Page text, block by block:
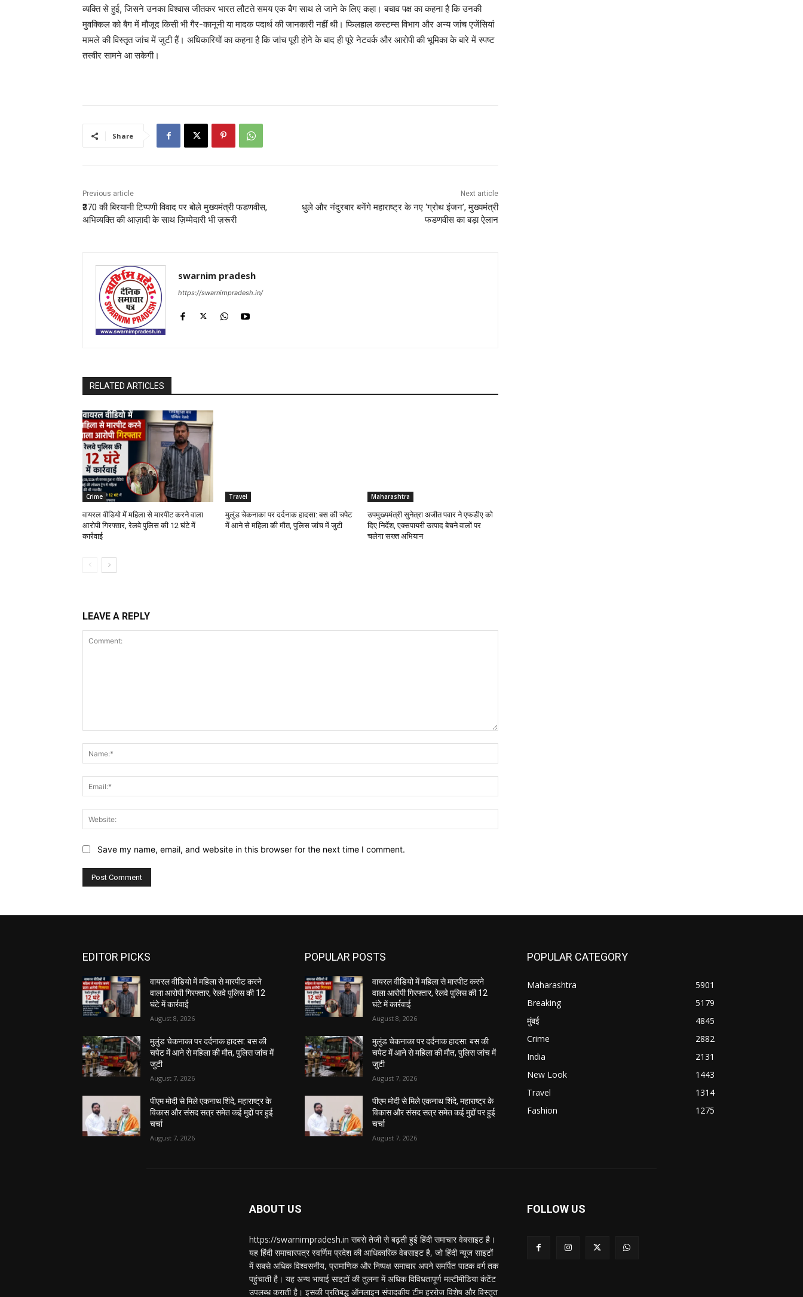
व्यक्ति से हुई, जिसने उनका विश्वास जीतकर भारत लौटते समय एक बैग साथ ले जाने के लिए कहा। बचाव पक्ष का कहना है कि उनकी
मुवक्किल को बैग में मौजूद किसी भी गैर-कानूनी या मादक पदार्थ की जानकारी नहीं थी। फिलहाल कस्टम्स विभाग और अन्य जांच एजेंसियां
मामले की विस्तृत जांच में जुटी हैं। अधिकारियों का कहना है कि जांच पूरी होने के बाद ही पूरे नेटवर्क और आरोपी की भूमिका के बारे में स्पष्ट
तस्वीर सामने आ सकेगी।
Share
Previous article
₹370 की बिरयानी टिप्पणी विवाद पर बोले मुख्यमंत्री फडणवीस,
अभिव्यक्ति की आज़ादी के साथ ज़िम्मेदारी भी ज़रूरी
Next article
धुले और नंदुरबार बनेंगे महाराष्ट्र के नए ‘ग्रोथ इंजन’, मुख्यमंत्री
फडणवीस का बड़ा ऐलान
swarnim pradesh
https://swarnimpradesh.in/
RELATED ARTICLES
Crime
वायरल वीडियो में महिला से मारपीट करने वाला
आरोपी गिरफ्तार, रेलवे पुलिस की 12 घंटे में
कार्रवाई
Travel
मुलुंड चेकनाका पर दर्दनाक हादसा: बस की चपेट
में आने से महिला की मौत, पुलिस जांच में जुटी
Maharashtra
उपमुख्यमंत्री सुनेत्रा अजीत पवार ने एफडीए को
दिए निर्देश, एक्सपायरी उत्पाद बेचने वालों पर
चलेगा सख्त अभियान
LEAVE A REPLY
Save my name, email, and website in this browser for the next time I comment.
EDITOR PICKS
वायरल वीडियो में महिला से मारपीट करने
वाला आरोपी गिरफ्तार, रेलवे पुलिस की 12
घंटे में कार्रवाई
August 8, 2026
मुलुंड चेकनाका पर दर्दनाक हादसा: बस की
चपेट में आने से महिला की मौत, पुलिस जांच में
जुटी
August 7, 2026
पीएम मोदी से मिले एकनाथ शिंदे, महाराष्ट्र के
विकास और संसद सत्र समेत कई मुद्दों पर हुई
चर्चा
August 7, 2026
POPULAR POSTS
वायरल वीडियो में महिला से मारपीट करने
वाला आरोपी गिरफ्तार, रेलवे पुलिस की 12
घंटे में कार्रवाई
August 8, 2026
मुलुंड चेकनाका पर दर्दनाक हादसा: बस की
चपेट में आने से महिला की मौत, पुलिस जांच में
जुटी
August 7, 2026
पीएम मोदी से मिले एकनाथ शिंदे, महाराष्ट्र के
विकास और संसद सत्र समेत कई मुद्दों पर हुई
चर्चा
August 7, 2026
POPULAR CATEGORY
Maharashtra
5901
Breaking
5179
मुंबई
4845
Crime
2882
India
2131
New Look
1443
Travel
1314
Fashion
1275
ABOUT US
https://swarnimpradesh.in सबसे तेजी से बढ़ती हुई हिंदी समाचार वेबसाइट है।
यह हिंदी समाचारपत्र स्वर्णिम प्रदेश की आधिकारिक वेबसाइट है, जो हिंदी न्यूज साइटों
में सबसे अधिक विश्वसनीय, प्रामाणिक और निष्पक्ष समाचार अपने समर्पित पाठक वर्ग तक
पहुंचाती है। यह अन्य भाषाई साइटों की तुलना में अधिक विविधतापूर्ण मल्टीमीडिया कंटेंट
उपलब्ध कराती है। इसकी प्रतिबद्ध ऑनलाइन संपादकीय टीम हररोज विशेष और विस्तृत
FOLLOW US